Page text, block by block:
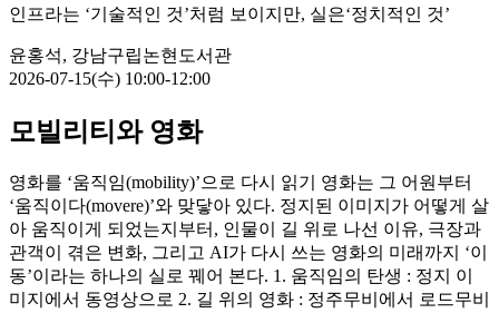
인프라는 ‘기술적인 것’처럼 보이지만, 실은‘정치적인 것’
윤홍석, 강남구립논현도서관
2026-07-15(수) 10:00-12:00
모빌리티와 영화
영화를 ‘움직임(mobility)’으로 다시 읽기 영화는 그 어원부터
‘움직이다(movere)’와 맞닿아 있다. 정지된 이미지가 어떻게 살
아 움직이게 되었는지부터, 인물이 길 위로 나선 이유, 극장과
관객이 겪은 변화, 그리고 AI가 다시 쓰는 영화의 미래까지 ‘이
동’이라는 하나의 실로 꿰어 본다. 1. 움직임의 탄생 : 정지 이
미지에서 동영상으로 2. 길 위의 영화 : 정주무비에서 로드무비